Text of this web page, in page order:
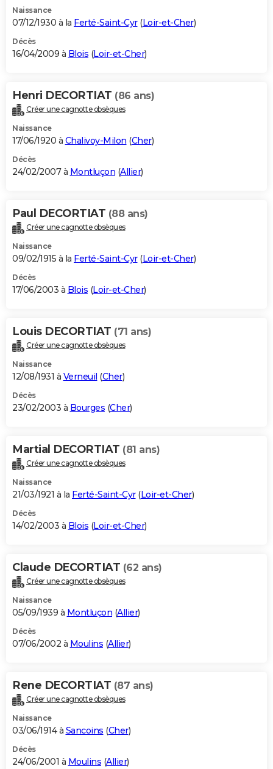
Naissance
07/12/1930 à la Ferté-Saint-Cyr(Loir-et-Cher)
Décès
16/04/2009 à Blois (Loir-et-Cher)
Henri DECORTIAT (86 ans)
Créer une cagnotte obsèques
Naissance
17/06/1920 à Chalivoy-Milon (Cher)
Décès
24/02/2007 à Montluçon (Allier)
Paul DECORTIAT (88 ans)
Créer une cagnotte obsèques
Naissance
09/02/1915 à la Ferté-Saint-Cyr(Loir-et-Cher)
Décès
17/06/2003 à Blois (Loir-et-Cher)
Louis DECORTIAT (71 ans)
Créer une cagnotte obsèques
Naissance
12/08/1931 à Verneuil (Cher)
Décès
23/02/2003 à Bourges (Cher)
Martial DECORTIAT (81 ans)
Créer une cagnotte obsèques
Naissance
21/03/1921 à la Ferté-Saint-Cyr(Loir-et-Cher)
Décès
14/02/2003 à Blois (Loir-et-Cher)
Claude DECORTIAT (62 ans)
Créer une cagnotte obsèques
Naissance
05/09/1939 à Montluçon (Allier)
Décès
07/06/2002 à Moulins (Allier)
Rene DECORTIAT (87 ans)
Créer une cagnotte obsèques
Naissance
03/06/1914 à Sancoins (Cher)
Décès
24/06/2001 à Moulins (Allier)